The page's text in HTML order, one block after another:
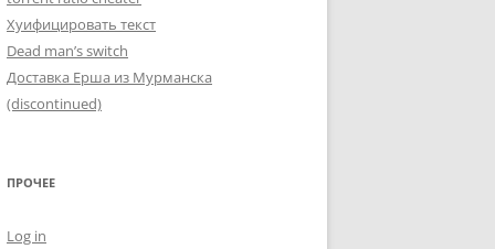
Хуифицировать текст
Dead man’s switch
Доставка Ерша из Мурманска
(discontinued)
ПРОЧЕЕ
Log in